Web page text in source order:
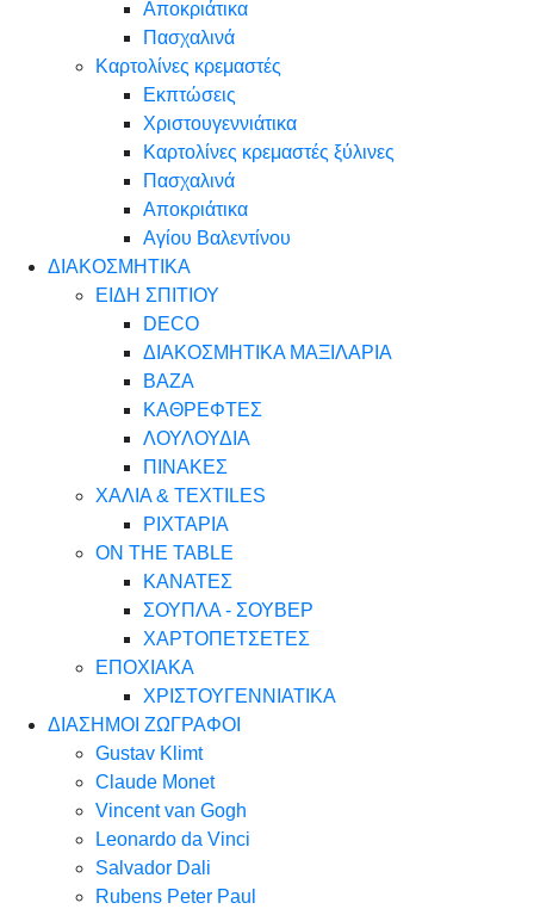
Αποκριάτικα
Πασχαλινά
Καρτολίνες κρεμαστές
Εκπτώσεις
Χριστουγεννιάτικα
Καρτολίνες κρεμαστές ξύλινες
Πασχαλινά
Αποκριάτικα
Αγίου Βαλεντίνου
ΔΙΑΚΟΣΜΗΤΙΚΑ
ΕΙΔΗ ΣΠΙΤΙΟΥ
DECO
ΔΙΑΚΟΣΜΗΤΙΚΑ ΜΑΞΙΛΑΡΙΑ
ΒΑΖΑ
ΚΑΘΡΕΦΤΕΣ
ΛΟΥΛΟΥΔΙΑ
ΠΙΝΑΚΕΣ
ΧΑΛΙΑ & TEXTILES
ΡΙΧΤΑΡΙΑ
ON THE TABLE
ΚΑΝΑΤΕΣ
ΣΟΥΠΛΑ - ΣΟΥΒΕΡ
ΧΑΡΤΟΠΕΤΣΕΤΕΣ
ΕΠΟΧΙΑΚΑ
ΧΡΙΣΤΟΥΓΕΝΝΙΑΤΙΚΑ
ΔΙΑΣΗΜΟΙ ΖΩΓΡΑΦΟΙ
Gustav Klimt
Claude Monet
Vincent van Gogh
Leonardo da Vinci
Salvador Dali
Rubens Peter Paul